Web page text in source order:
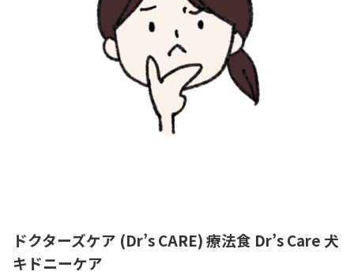
ドクターズケア (Dr’s CARE) 療法食 Dr’s Care 犬
キドニーケア